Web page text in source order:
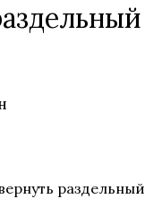
раздельный